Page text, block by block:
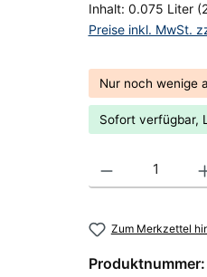
Inhalt: 0.075 Liter
Preise inkl. MwSt.
Nur noch wenige
Sofort verfügbar,
Produkt Anzahl:
Zum Merkzettel
Produktnummer: